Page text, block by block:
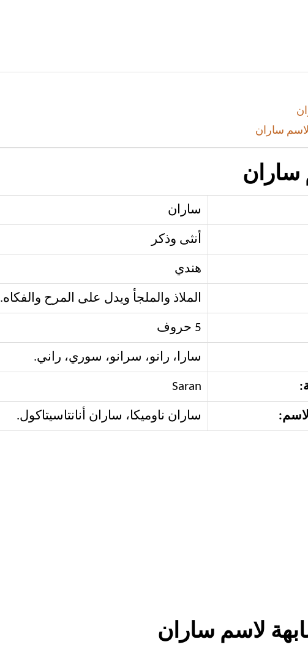
ساران
ساران
ساران
أنثى وذكر
هندي
الملاذ والملجأ ويدل على المرح والفكاه.
5 حروف
سارا، رانو، سرانو، سوري، راني.
Saran
ساران ناوميكا، ساران أنانتاسيتاكول.
لاسم ساران